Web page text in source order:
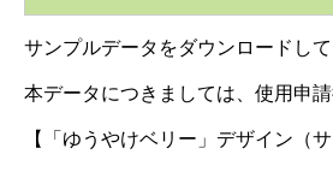
サンプルデータをダウンロードし
本データにつきましては、使用申
【「ゆうやけベリー」デザイン（